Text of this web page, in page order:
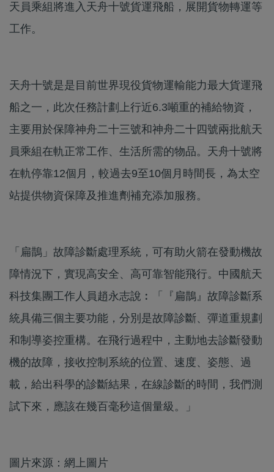
天員乘組將進入天舟十號貨運飛船，展開貨物轉運等
工作。
天舟十號是是目前世界現役貨物運輸能力最大貨運飛
船之一，此次任務計劃上行近6.3噸重的補給物資，
主要用於保障神舟二十三號和神舟二十四號兩批航天
員乘組在軌正常工作、生活所需的物品。天舟十號將
在軌停靠12個月，較過去9至10個月時間長，為太空
站提供物資保障及推進劑補充添加服務。
「扁鵲」故障診斷處理系統，可有助火箭在發動機故
障情況下，實現高安全、高可靠智能飛行。中國航天
科技集團工作人員趙永志說︰「『扁鵲』故障診斷系
統具備三個主要功能，分別是故障診斷、彈道重規劃
和制導姿控重構。在飛行過程中，主動地去診斷發動
機的故障，接收控制系統的位置、速度、姿態、過
載，給出科學的診斷結果，在線診斷的時間，我們測
試下來，應該在幾百毫秒這個量級。」
圖片來源：網上圖片